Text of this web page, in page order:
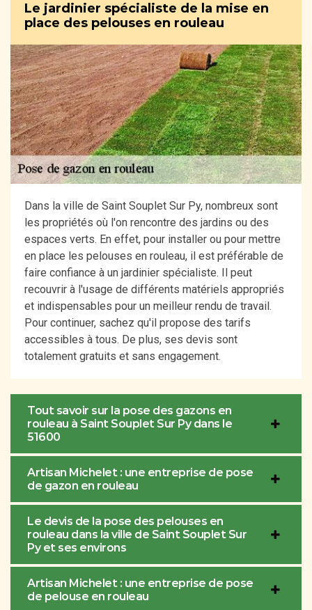
Le jardinier spécialiste de la mise en
place des pelouses en rouleau
Dans la ville de Saint Souplet Sur Py, nombreux sont
les propriétés où l'on rencontre des jardins ou des
espaces verts. En effet, pour installer ou pour mettre
en place les pelouses en rouleau, il est préférable de
faire confiance à un jardinier spécialiste. Il peut
recouvrir à l'usage de différents matériels appropriés
et indispensables pour un meilleur rendu de travail.
Pour continuer, sachez qu'il propose des tarifs
accessibles à tous. De plus, ses devis sont
totalement gratuits et sans engagement.
Tout savoir sur la pose des gazons en
rouleau à Saint Souplet Sur Py dans le
51600
Artisan Michelet : une entreprise de pose
de gazon en rouleau
Le devis de la pose des pelouses en
rouleau dans la ville de Saint Souplet Sur
Py et ses environs
Artisan Michelet : une entreprise de pose
de pelouse en rouleau